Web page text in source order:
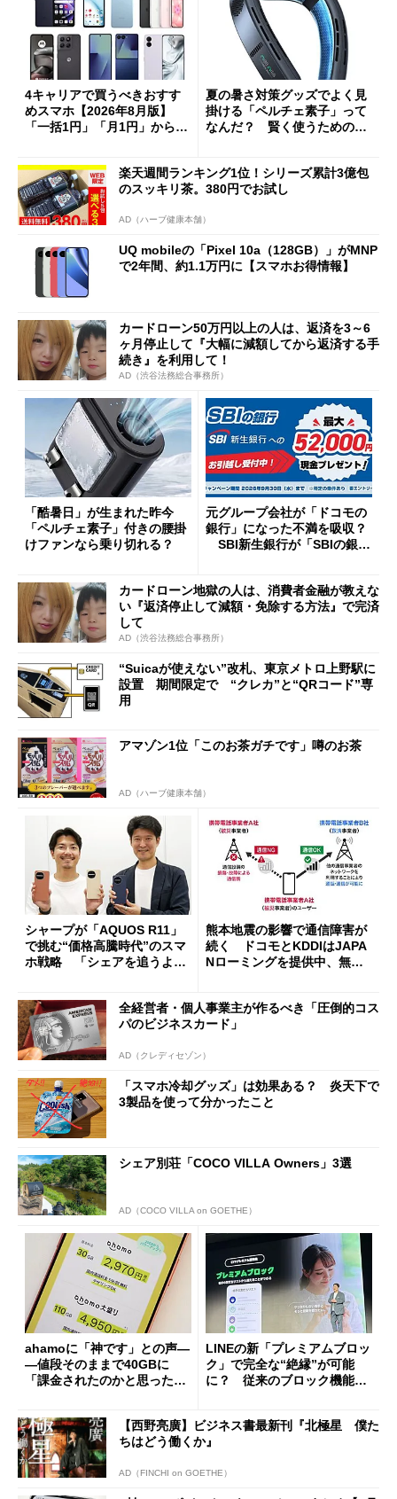
4キャリアで買うべきおすす
めスマホ【2026年8月版】
「一括1円」「月1円」からお
夏の暑さ対策グッズでよく見
掛ける「ペルチェ素子」って
なんだ？ 賢く使うための注
楽天週間ランキング1位！シリーズ累計3億包
のスッキリ茶。380円でお試し
AD（ハーブ健康本舗）
UQ mobileの「Pixel 10a（128GB）」がMNP
で2年間、約1.1万円に【スマホお得情報】
カードローン50万円以上の人は、返済を3～6
ヶ月停止して『大幅に減額してから返済する手
続き』を利用して！
AD（渋谷法務総合事務所）
「酷暑日」が生まれた昨今
「ペルチェ素子」付きの腰掛
けファンなら乗り切れる？
元グループ会社が「ドコモの
銀行」になった不満を吸収？
SBI新生銀行が「SBIの銀
開催
カードローン地獄の人は、消費者金融が教えな
い『返済停止して減額・免除する方法』で完済
して
AD（渋谷法務総合事務所）
“Suicaが使えない”改札、東京メトロ上野駅に
設置 期間限定で “クレカ”と“QRコード”専
用
アマゾン1位「このお茶ガチです」噂のお茶
AD（ハーブ健康本舗）
シャープが「AQUOS R11」
で挑む“価格高騰時代”のスマ
ホ戦略 「シェアを追うより
熊本地震の影響で通信障害が
続く ドコモとKDDIはJAPA
Nローミングを提供中、無料
全経営者・個人事業主が作るべき「圧倒的コス
パのビジネスカード」
AD（クレディセゾン）
「スマホ冷却グッズ」は効果ある？ 炎天下で
3製品を使って分かったこと
シェア別荘「COCO VILLA Owners」3選
AD（COCO VILLA on GOETHE）
ahamoに「神です」との声―
―値段そのままで40GBに
「課金されたのかと思った」
LINEの新「プレミアムブロッ
ク」で完全な“絶縁”が可能
に？ 従来のブロック機能と
【西野亮廣】ビジネス書最新刊『北極星 僕た
ちはどう働くか』
AD（FINCHI on GOETHE）